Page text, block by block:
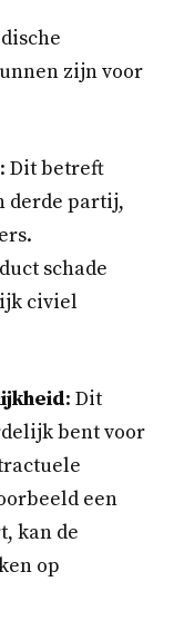
zijn voor
: Dit betreft
derde partij,
schade
civiel
: Dit
bent voor
een
kan de
op